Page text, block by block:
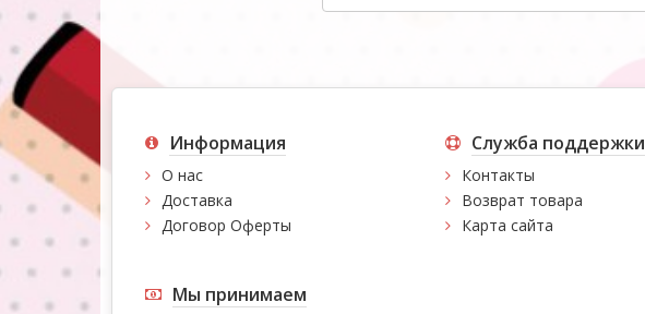
Информация
О нас
Доставка
Договор Оферты
Служба поддержки
Контакты
Возврат товара
Карта сайта
Мы принимаем